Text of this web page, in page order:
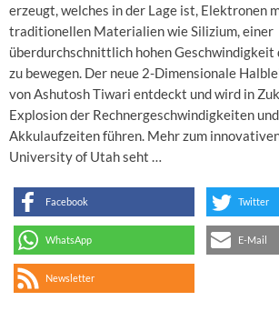
erzeugt, welches in der Lage ist, Elektronen
traditionellen Materialien wie Silizium, einer
überdurchschnittlich hohen Geschwindigkeit
zu bewegen. Der neue 2-Dimensionale
von Ashutosh Tiwari entdeckt und wird in
Explosion der Rechnergeschwindigkeiten
Akkulaufzeiten führen. Mehr zum
University of Utah seht …
Facebook Twitter
WhatsApp E-Mail
Newsletter